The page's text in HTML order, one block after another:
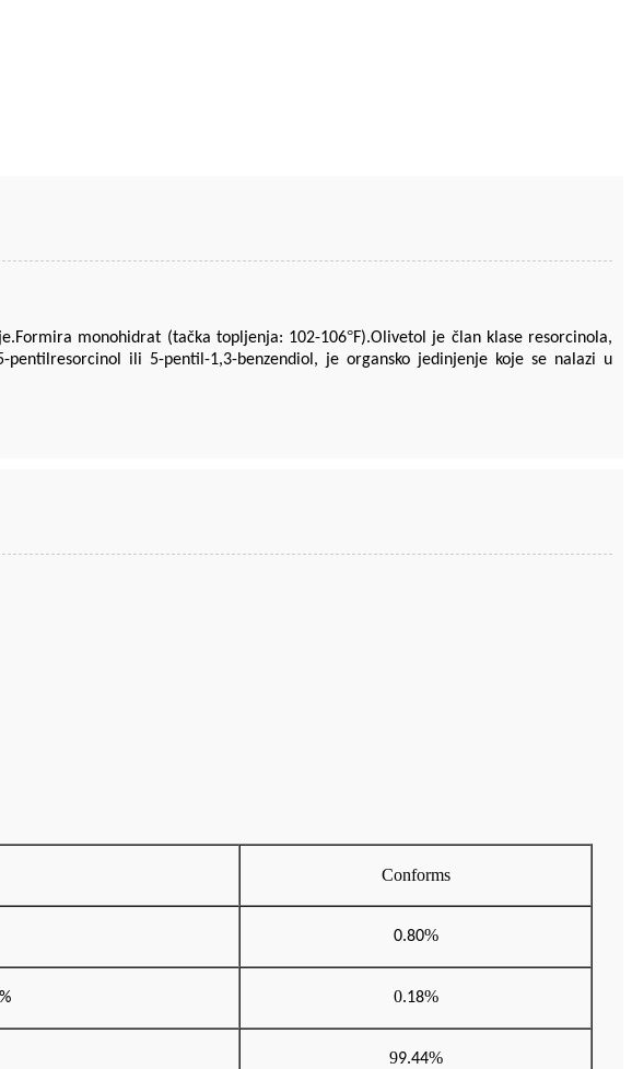
monohidrat (tačka topljenja: 102-106°F).Olivetol je član klase resorcinola,
ili 5-pentil-1,3-benzendiol, je organsko jedinjenje koje se nalazi u
Conforms
0.80%
0.18%
99.44%